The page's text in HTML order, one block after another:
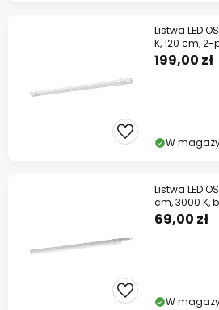
Listwa LED
K, 120 cm,
199,00 zł
W
Listwa LED
cm, 3000 K,
69,00 zł
W